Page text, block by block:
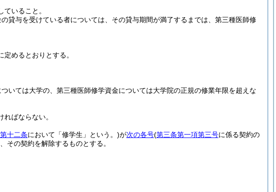
いること。
貸与を受けている者については、その貸与期間が満了するまでは、第三種医師修
定めるとおりとする。
いては大学の、第三種医師修学資金については大学院の正規の修業年限を超えな
ばならない。
第十二条において「修学生」という。)が次の各号(第三条第一項第三号に係る契約の
その契約を解除するものとする。